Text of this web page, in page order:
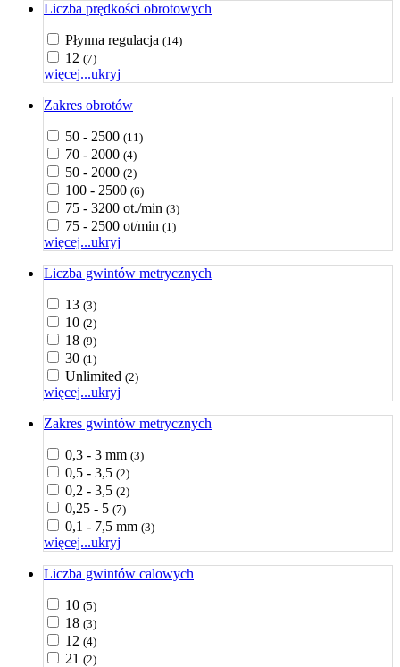
Liczba prędkości obrotowych
Płynna regulacja (14)
12 (7)
więcej...ukryj
Zakres obrotów
50 - 2500 (11)
70 - 2000 (4)
50 - 2000 (2)
100 - 2500 (6)
75 - 3200 ot./min (3)
75 - 2500 ot/min (1)
więcej...ukryj
Liczba gwintów metrycznych
13 (3)
10 (2)
18 (9)
30 (1)
Unlimited (2)
więcej...ukryj
Zakres gwintów metrycznych
0,3 - 3 mm (3)
0,5 - 3,5 (2)
0,2 - 3,5 (2)
0,25 - 5 (7)
0,1 - 7,5 mm (3)
więcej...ukryj
Liczba gwintów calowych
10 (5)
18 (3)
12 (4)
21 (2)